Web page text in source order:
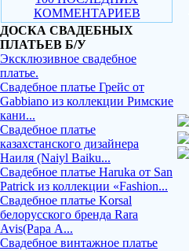
КОММЕНТАРИЕВ
ДОСКА СВАДЕБНЫХ
ПЛАТЬЕВ Б/У
Эксклюзивное свадебное
платье.
Свадебное платье Грейс от
Gabbiano из коллекции Римские
кани...
Свадебное платье
казахстанского дизайнера
Наиля (Naiyl Baiku...
Свадебное платье Haruka от San
Patrick из коллекции «Fashion...
Свадебное платье Korsal
белорусского бренда Rara
Avis(Рара А...
Свадебное винтажное платье